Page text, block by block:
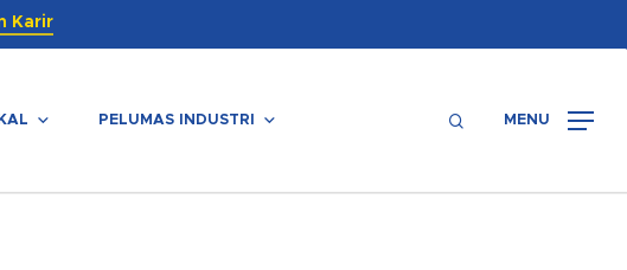
Karir
PELUMAS INDUSTRI searchMENU